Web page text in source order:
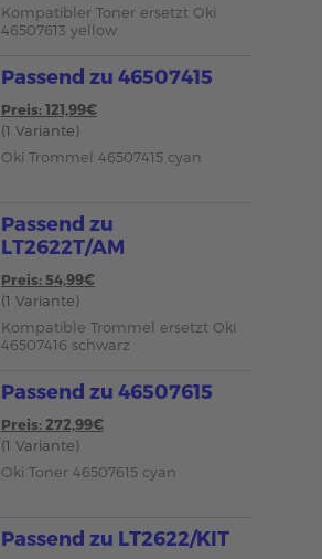
Kompatibler Toner ersetzt Oki
46507613 yellow
Passend zu 46507415
Preis: 121,99€
(1 Variante)
Oki Trommel 46507415 cyan
Passend zu
LT2622T/AM
Preis: 54,99€
(1 Variante)
Kompatible Trommel ersetzt Oki
46507416 schwarz
Passend zu 46507615
Preis: 272,99€
(1 Variante)
Oki Toner 46507615 cyan
Passend zu LT2622/KIT